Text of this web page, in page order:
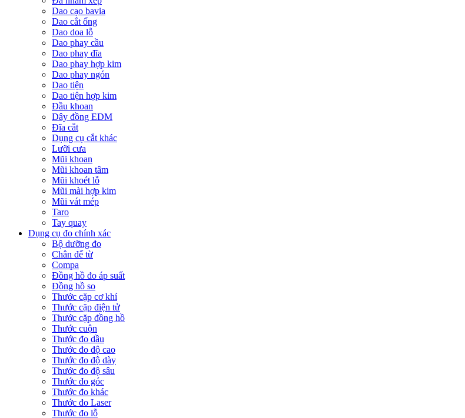
Dao cạo bavia
Dao cắt ống
Dao doa lỗ
Dao phay cầu
Dao phay đĩa
Dao phay hợp kim
Dao phay ngón
Dao tiện
Dao tiện hợp kim
Đầu khoan
Dây đồng EDM
Đĩa cắt
Dụng cụ cắt khác
Lưỡi cưa
Mũi khoan
Mũi khoan tâm
Mũi khoét lỗ
Mũi mài hợp kim
Mũi vát mép
Taro
Tay quay
Dụng cụ đo chính xác
Bộ dưỡng đo
Chân đế từ
Compa
Đồng hồ đo áp suất
Đồng hồ so
Thước cặp cơ khí
Thước cặp điện tử
Thước cặp đồng hồ
Thước cuộn
Thước đo dầu
Thước đo độ cao
Thước đo độ dày
Thước đo độ sâu
Thước đo góc
Thước đo khác
Thước đo Laser
Thước đo lỗ